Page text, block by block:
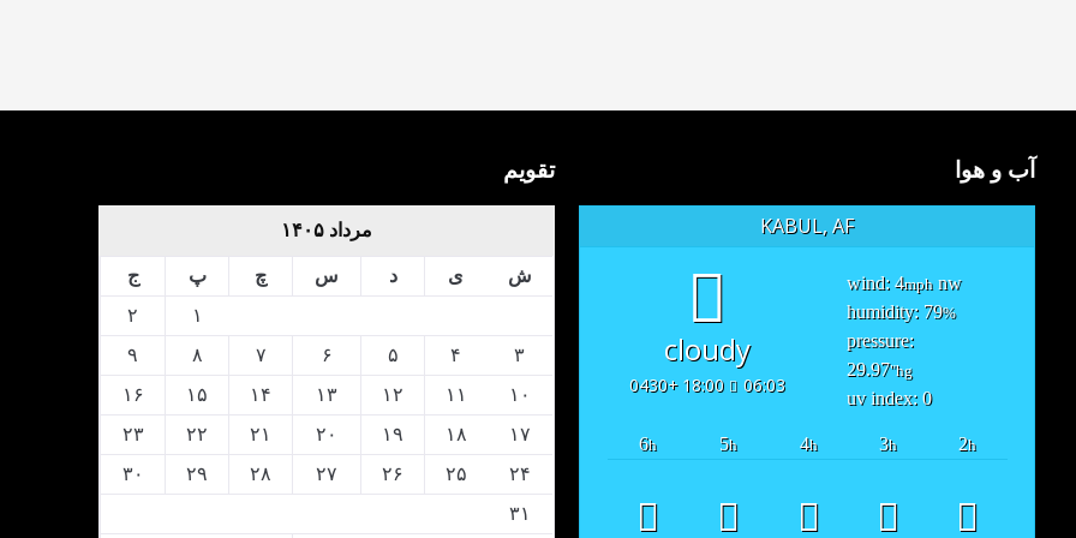
آب و هوا
KABUL, AF
cloudy
06:03
18:00 +0430
wind: 4mph nw
humidity: 79%
pressure:
29.97"hg
uv index: 0
2h
3h
4h
5h
6h
تقویم
مرداد ۱۴۰۵
ش ی د س چ پ
ج
۱
۲
۳
۴ ۵ ۶ ۷ ۸
۹
۱۰
۱۱ ۱۲ ۱۳ ۱۴ ۱۵
۱۶
۱۷
۱۸ ۱۹ ۲۰ ۲۱ ۲۲
۲۳
۲۴
۲۵ ۲۶ ۲۷ ۲۸ ۲۹
۳۰
۳۱